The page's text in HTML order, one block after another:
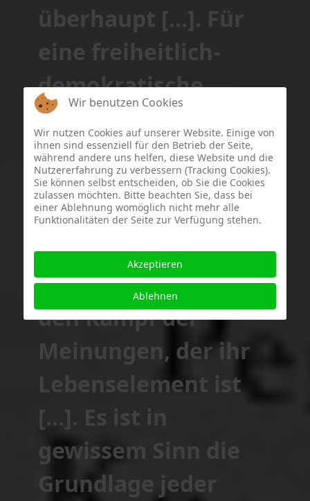
überhaupt [...]. Für
eine freiheitlich-
demokratische
Staatsordnung ist es
schlechthin
konstituierend, denn
es ermöglicht erst
die ständige geistige
Auseinandersetzung,
den Kampf der
Meinungen, der ihr
Lebenselement ist
[...]. Es ist in
gewissem Sinn die
Grundlage jeder
Wir benutzen Cookies
Wir nutzen Cookies auf unserer Website. Einige von
ihnen sind essenziell für den Betrieb der Seite,
während andere uns helfen, diese Website und die
Nutzererfahrung zu verbessern (Tracking Cookies).
Sie können selbst entscheiden, ob Sie die Cookies
zulassen möchten. Bitte beachten Sie, dass bei
einer Ablehnung womöglich nicht mehr alle
Funktionalitäten der Seite zur Verfügung stehen.
Akzeptieren
Ablehnen